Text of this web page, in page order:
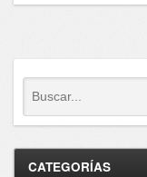
CATEGORÍAS